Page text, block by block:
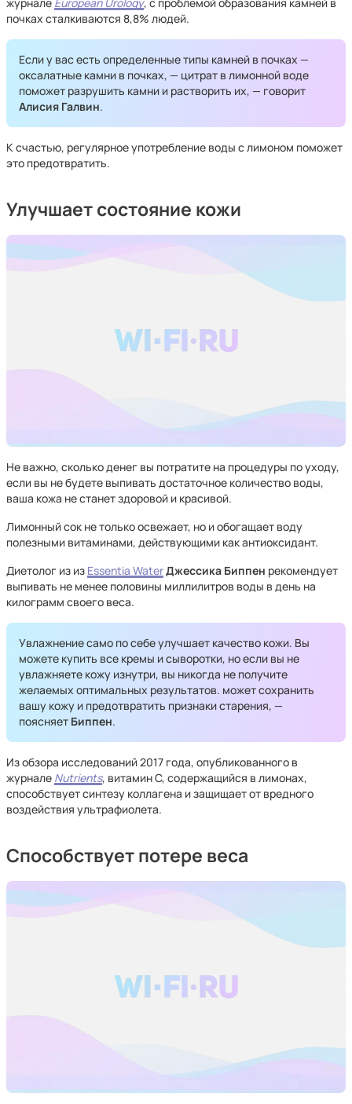
почках сталкиваются 8,8% людей.
Если у вас есть определенные типы камней в почках —
оксалатные камни в почках, — цитрат в лимонной воде
поможет разрушить камни и растворить их, — говорит
Алисия Галвин.
К счастью, регулярное употребление воды с лимоном поможет
это предотвратить.
Улучшает состояние кожи
Не важно, сколько денег вы потратите на процедуры по уходу,
если вы не будете выпивать достаточное количество воды,
ваша кожа не станет здоровой и красивой.
Лимонный сок не только освежает, но и обогащает воду
полезными витаминами, действующими как антиоксидант.
Диетолог из из Essentia WaterДжессика Биппен рекомендует
выпивать не менее половины миллилитров воды в день на
килограмм своего веса.
Увлажнение само по себе улучшает качество кожи. Вы
можете купить все кремы и сыворотки, но если вы не
увлажняете кожу изнутри, вы никогда не получите
желаемых оптимальных результатов. может сохранить
вашу кожу и предотвратить признаки старения, —
поясняет Биппен.
Из обзора исследований 2017 года, опубликованного в
журнале Nutrients, витамин С, содержащийся в лимонах,
способствует синтезу коллагена и защищает от вредного
воздействия ультрафиолета.
Способствует потере веса